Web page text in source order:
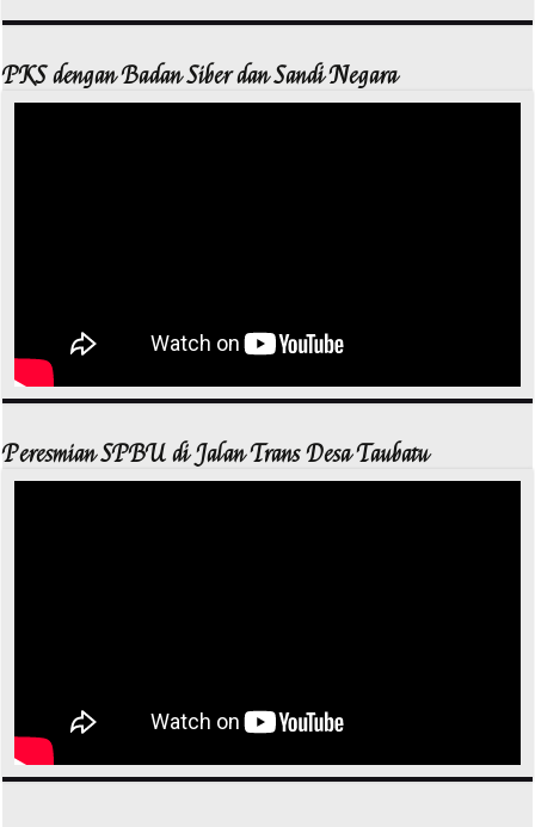
PKS dengan Badan Siber dan Sandi Negara
Peresmian SPBU di Jalan Trans Desa Taubatu